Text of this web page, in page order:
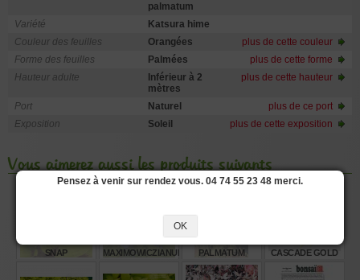
palmatum
Variété
Katsura hime
Couleur des feuilles
Orangées
plus de cette couleur
Forme des feuilles
Palmées
plus de cette forme
Hauteur adulte
Inférieur à 2
mètres
plus de cette hauteur
Port Naturel
plus de ce port
Exposition
Soleil plus de cette exposition
Vous aimerez aussi les produits suivants
SNAP
MAXIMOWICZIANUM
PALMATUM
MOONRISE
CASCADE GOLD
Pensez à venir sur rendez vous. 04 74 55 23 48 merci.
OK